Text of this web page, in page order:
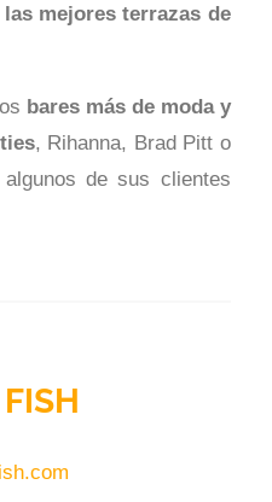
las mejores terrazas de
bares más de moda y
, Rihanna, Brad Pitt o
de sus clientes